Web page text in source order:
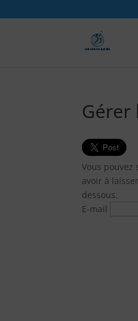
Gérer
Vous pouvez
avoir à
dessous.
E-mail